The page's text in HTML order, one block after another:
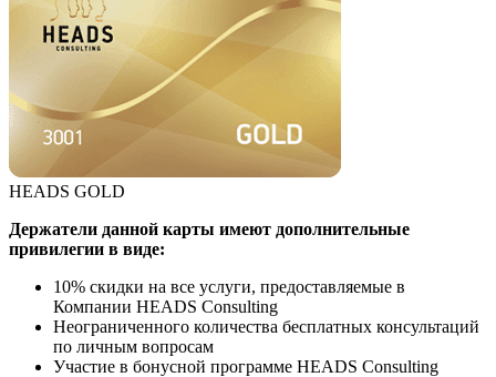
HEADS GOLD
Держатели данной карты имеют дополнительные
привилегии в виде:
10% скидки на все услуги, предоставляемые в
Компании HEADS Consulting
Неограниченного количества бесплатных консультаций
по личным вопросам
Участие в бонусной программе HEADS Consulting